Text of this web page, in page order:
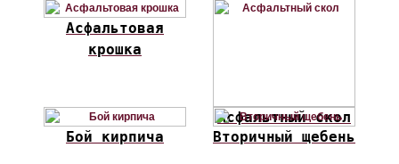
Асфальтовая
крошка
Асфальтный скол
Бой кирпича
Вторичный щебень